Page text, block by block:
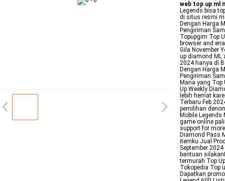
web top up ml
Legends bisa
di situs resmi
Dengan Harga
Pengiriman
Topupgim Top
browser and
Gila November
up diamond ML
2024 hanya di
Dengan Harga
Pengiriman
Mana yang Top
Up Weekly
lebih hemat
Terbaru Feb
pemilihan
Mobile
game online
support for
Diamond Pass
itemku Jual
September
bantuan
termurah Top
Tokopedia Top
Dapatkan